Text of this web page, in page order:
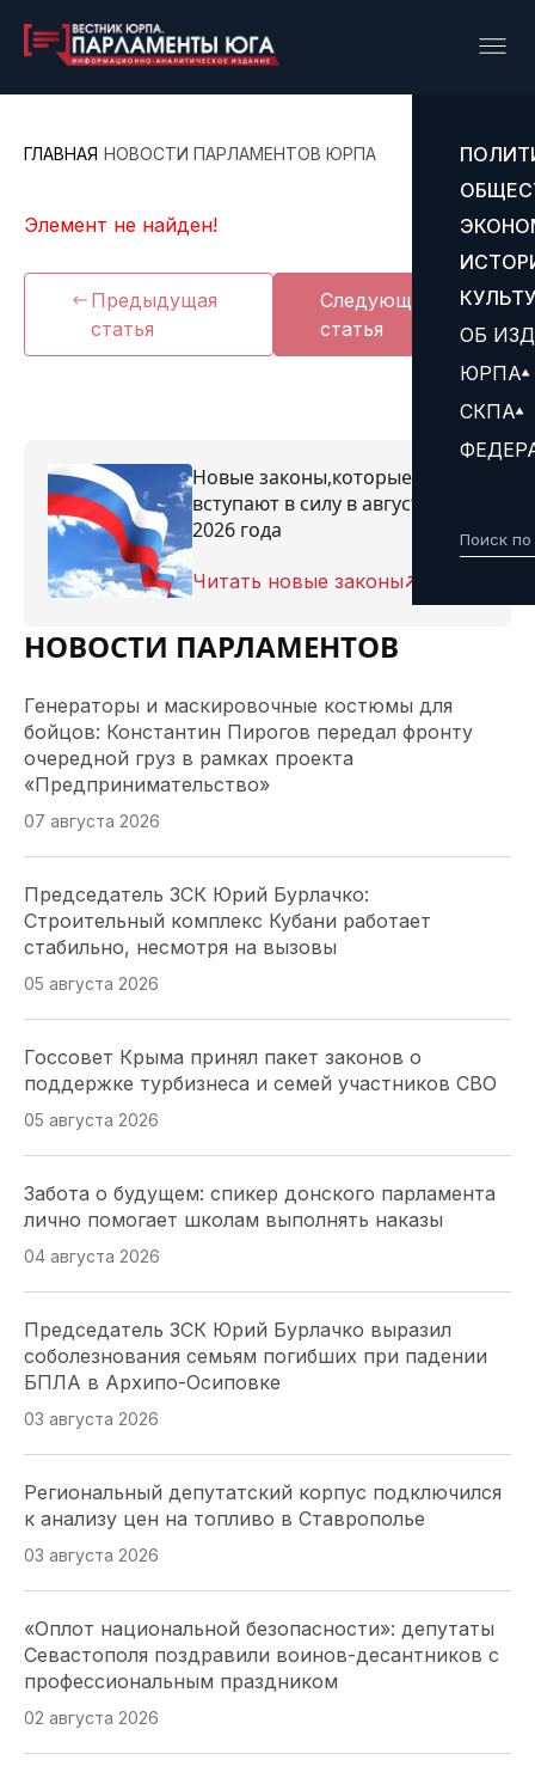
ОБ
ЮРПА
СКПА
ГЛАВНАЯ НОВОСТИ ПАРЛАМЕНТОВ ЮРПА
Элемент не найден!
Предыдущая
статья
Следующая
статья
Новые законы,которые
вступают в силу в августе
2026 года
Читать новые законы
НОВОСТИ ПАРЛАМЕНТОВ
Генераторы и маскировочные костюмы для
бойцов: Константин Пирогов передал фронту
очередной груз в рамках проекта
«Предпринимательство»
07 августа 2026
Председатель ЗСК Юрий Бурлачко:
Строительный комплекс Кубани работает
стабильно, несмотря на вызовы
05 августа 2026
Госсовет Крыма принял пакет законов о
поддержке турбизнеса и семей участников СВО
05 августа 2026
Забота о будущем: спикер донского парламента
лично помогает школам выполнять наказы
04 августа 2026
Председатель ЗСК Юрий Бурлачко выразил
соболезнования семьям погибших при падении
БПЛА в Архипо-Осиповке
03 августа 2026
Региональный депутатский корпус подключился
к анализу цен на топливо в Ставрополье
03 августа 2026
«Оплот национальной безопасности»: депутаты
Севастополя поздравили воинов-десантников с
профессиональным праздником
02 августа 2026